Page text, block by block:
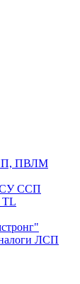
ПВЛМ
ССП
TL
ЛСП